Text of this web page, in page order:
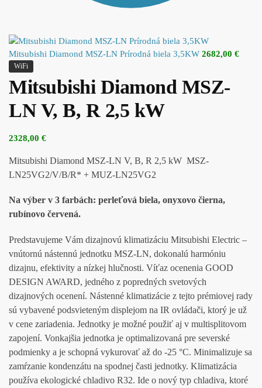
Mitsubishi Diamond MSZ-LN Prírodná biela 3,5KW 2682,00 €
WiFi
Mitsubishi Diamond MSZ-
LN V, B, R 2,5 kW
2328,00 €
Mitsubishi Diamond MSZ-LN V, B, R 2,5 kW MSZ-
LN25VG2/V/B/R* + MUZ-LN25VG2
Na výber v 3 farbách: perleťová biela, onyxovo čierna,
rubínovo červená.
Predstavujeme Vám dizajnovú klimatizáciu Mitsubishi Electric –
vnútornú nástennú jednotku MSZ-LN, dokonalú harmóniu
dizajnu, efektivity a nízkej hlučnosti. Víťaz ocenenia GOOD
DESIGN AWARD, jedného z popredných svetových
dizajnových ocenení. Nástenné klimatizácie z tejto prémiovej rady
sú vybavené podsvieteným displejom na IR ovládači, ktorý je už
v cene zariadenia. Jednotky je možné použiť aj v multisplitovom
zapojení. Vonkajšia jednotka je optimalizovaná pre severské
podmienky a je schopná vykurovať až do -25 °C. Minimalizuje sa
zamŕzanie kondenzátu na spodnej časti jednotky. Klimatizácia
používa ekologické chladivo R32. Ide o nový typ chladiva, ktoré